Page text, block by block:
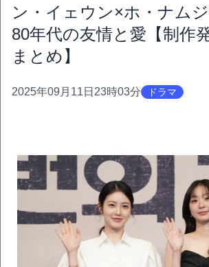
ン・イェウン×ホ・ナム
80年代の友情と愛【制作
まとめ】
2025年09月11日23時03分 ドラマ